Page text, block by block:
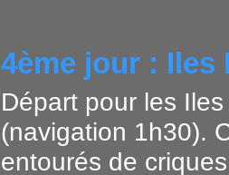
4ème jour : Iles
Départ pour les
(navigation 1h30).
entourés de